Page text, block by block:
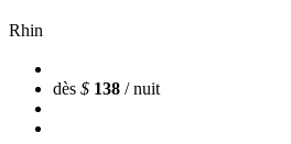
Rhin
dès $ 138 / nuit